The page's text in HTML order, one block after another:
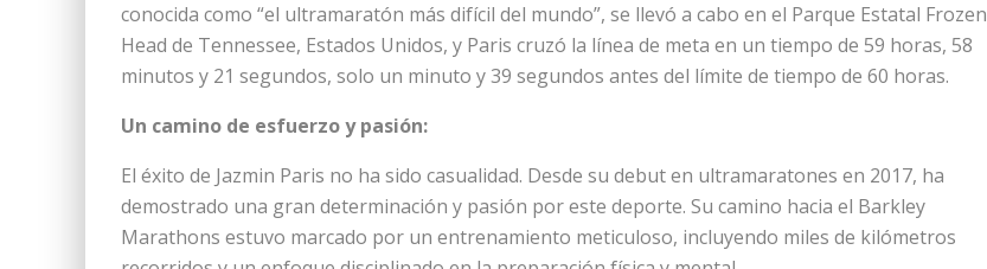
conocida como “el ultramaratón más difícil del mundo”, se llevó a cabo en el Parque Estatal Frozen
Head de Tennessee, Estados Unidos, y Paris cruzó la línea de meta en un tiempo de 59 horas, 58
minutos y 21 segundos, solo un minuto y 39 segundos antes del límite de tiempo de 60 horas.
Un camino de esfuerzo y pasión:
El éxito de Jazmin Paris no ha sido casualidad. Desde su debut en ultramaratones en 2017, ha
demostrado una gran determinación y pasión por este deporte. Su camino hacia el Barkley
Marathons estuvo marcado por un entrenamiento meticuloso, incluyendo miles de kilómetros